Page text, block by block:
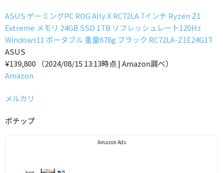
ASUS ゲーミングPC ROG Ally X RC72LA 7インチ Ryzen Z1
Extreme メモリ 24GB SSD 1TB リフレッシュレート120Hz
Windows11 ポータブル 重量678g ブラック RC72LA-Z1E24G1T
ASUS
¥139,800
（2024/08/15 13:13時点 | Amazon調べ）
Amazon
メルカリ
ポチップ
Amazon Ads